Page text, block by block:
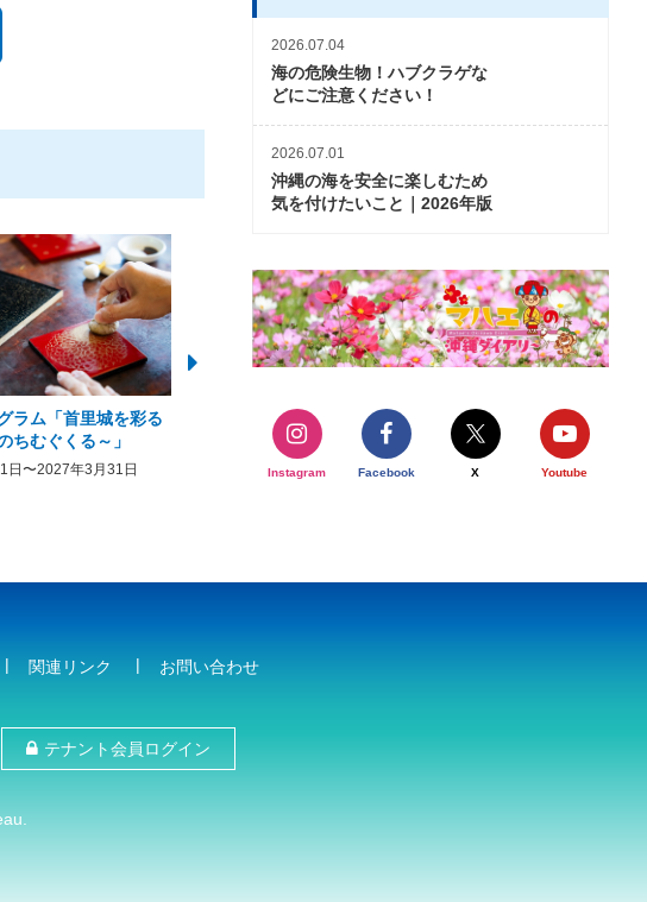
ラム「首里城を彩る
ちむぐくる～」
日〜2027年3月31日
2026年度 かりゆしビーチ営業
期間および営業時間のお知らせ
2026年3月5日〜2026年10月31日
【期間限定】オーシャ
開催について
2026年3月20日〜2026年11
2026.07.04
海の危険生物！ハブクラゲな
どにご注意ください！
2026.07.01
沖縄の海を安全に楽しむため
気を付けたいこと｜2026年版
Instagram Facebook X Youtube
関連リンク お問い合わせ
テナント会員ログイン